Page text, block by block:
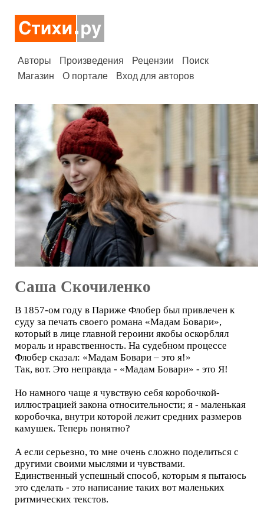
Авторы Произведения Рецензии
Поиск
Магазин
О портале Вход для авторов
Саша Скочиленко
В 1857-ом году в Париже Флобер был привлечен к
суду за печать своего романа «Мадам Бовари»,
который в лице главной героини якобы оскорблял
мораль и нравственность. На судебном процессе
Флобер сказал: «Мадам Бовари – это я!»
Так, вот. Это неправда - «Мадам Бовари» - это Я!
Но намного чаще я чувствую себя коробочкой-
иллюстрацией закона относительности; я - маленькая
коробочка, внутри которой лежит средних размеров
камушек. Теперь понятно?
А если серьезно, то мне очень сложно поделиться с
другими своими мыслями и чувствами.
Единственный успешный способ, которым я пытаюсь
это сделать - это написание таких вот маленьких
ритмических текстов.